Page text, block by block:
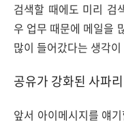
검색할 때에도 미리 검
우 업무 때문에 메일을
많이 들어갔다는 생각
공유가 강화된 사파리
앞서 아이메시지를 얘